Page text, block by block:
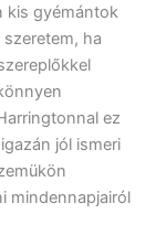
kis gyémántok
ha
ez
jól ismeri
mindennapjairól